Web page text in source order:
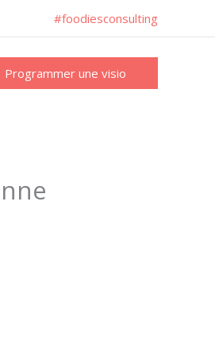
#foodiesconsulting
Programmer une visio